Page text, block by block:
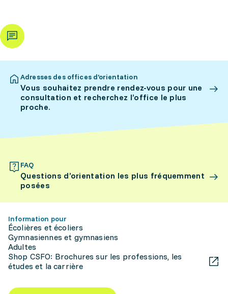
Adresses des offices d’orientation
Vous souhaitez prendre rendez-vous pour une
consultation et recherchez l’office le plus
proche.
FAQ
Questions d’orientation les plus fréquemment
posées
Information pour
Écolières et écoliers
Gymnasiennes et gymnasiens
Adultes
Shop CSFO: Brochures sur les professions, les
études et la carrière